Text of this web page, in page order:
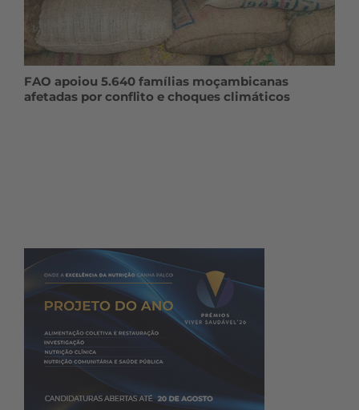
FAO apoiou 5.640 famílias moçambicanas
afetadas por conflito e choques climáticos